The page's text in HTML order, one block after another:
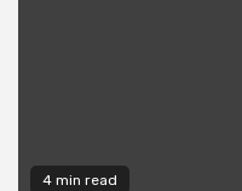
4 min read